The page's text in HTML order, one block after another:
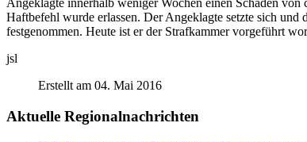
Haftbefehl wurde erlassen. Der Angeklagte setzte sich
festgenommen. Heute ist er der Strafkammer vorgeführt
jsl
Erstellt am 04. Mai 2016
Aktuelle Regionalnachrichten